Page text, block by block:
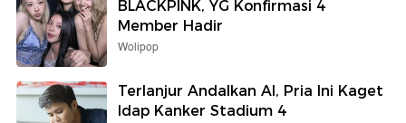
BLACKPINK, YG Konfirmasi 4
Member Hadir
Wolipop
Terlanjur Andalkan AI, Pria Ini Kaget
Idap Kanker Stadium 4